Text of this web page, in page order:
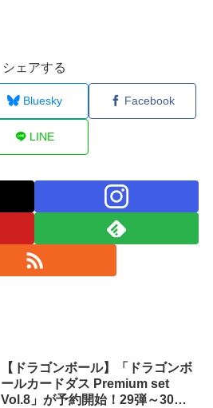
シェアする
Bluesky Facebook
LINE
【ドラゴンボール】「ドラゴンボ
ールカードダス Premium set
Vol.8」が予約開始！29弾～30弾